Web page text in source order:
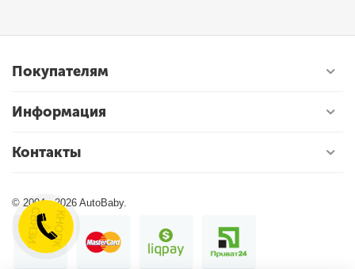
Покупателям
Информация
Контакты
© 2004 - 2026 AutoBaby.